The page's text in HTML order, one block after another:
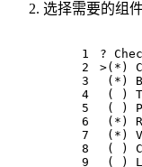
选择需要的组
1
2
3
4
5
6
7
8
9
?
>(*)
(*)
( )
( )
(*)
(*)
( )
( )